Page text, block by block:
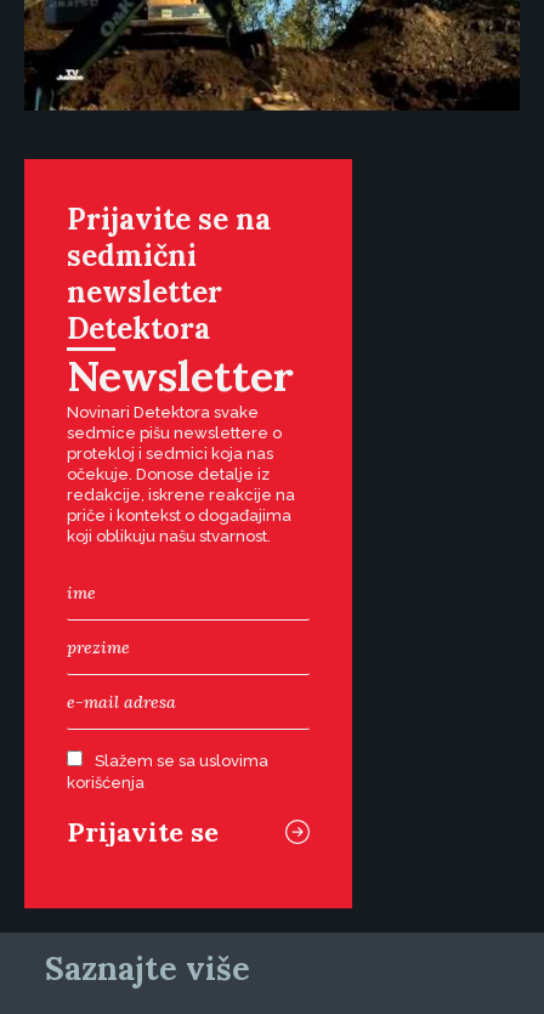
Prijavite se na
sedmični
newsletter
Detektora
Newsletter
Novinari Detektora svake
sedmice pišu newslettere o
protekloj i sedmici koja nas
očekuje. Donose detalje iz
redakcije, iskrene reakcije na
priče i kontekst o događajima
koji oblikuju našu stvarnost.
Slažem se sa uslovima
korišćenja
Saznajte više